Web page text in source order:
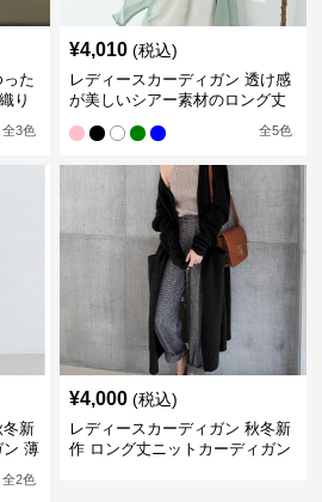
た
り
全3色
¥4,010 (税込)
レディースカーディガン 透け感
が美しいシアー素材のロング丈
全5色
冬新
ン 薄
全2色
¥4,000 (税込)
レディースカーディガン 秋冬新
作 ロング丈ニットカーディガン